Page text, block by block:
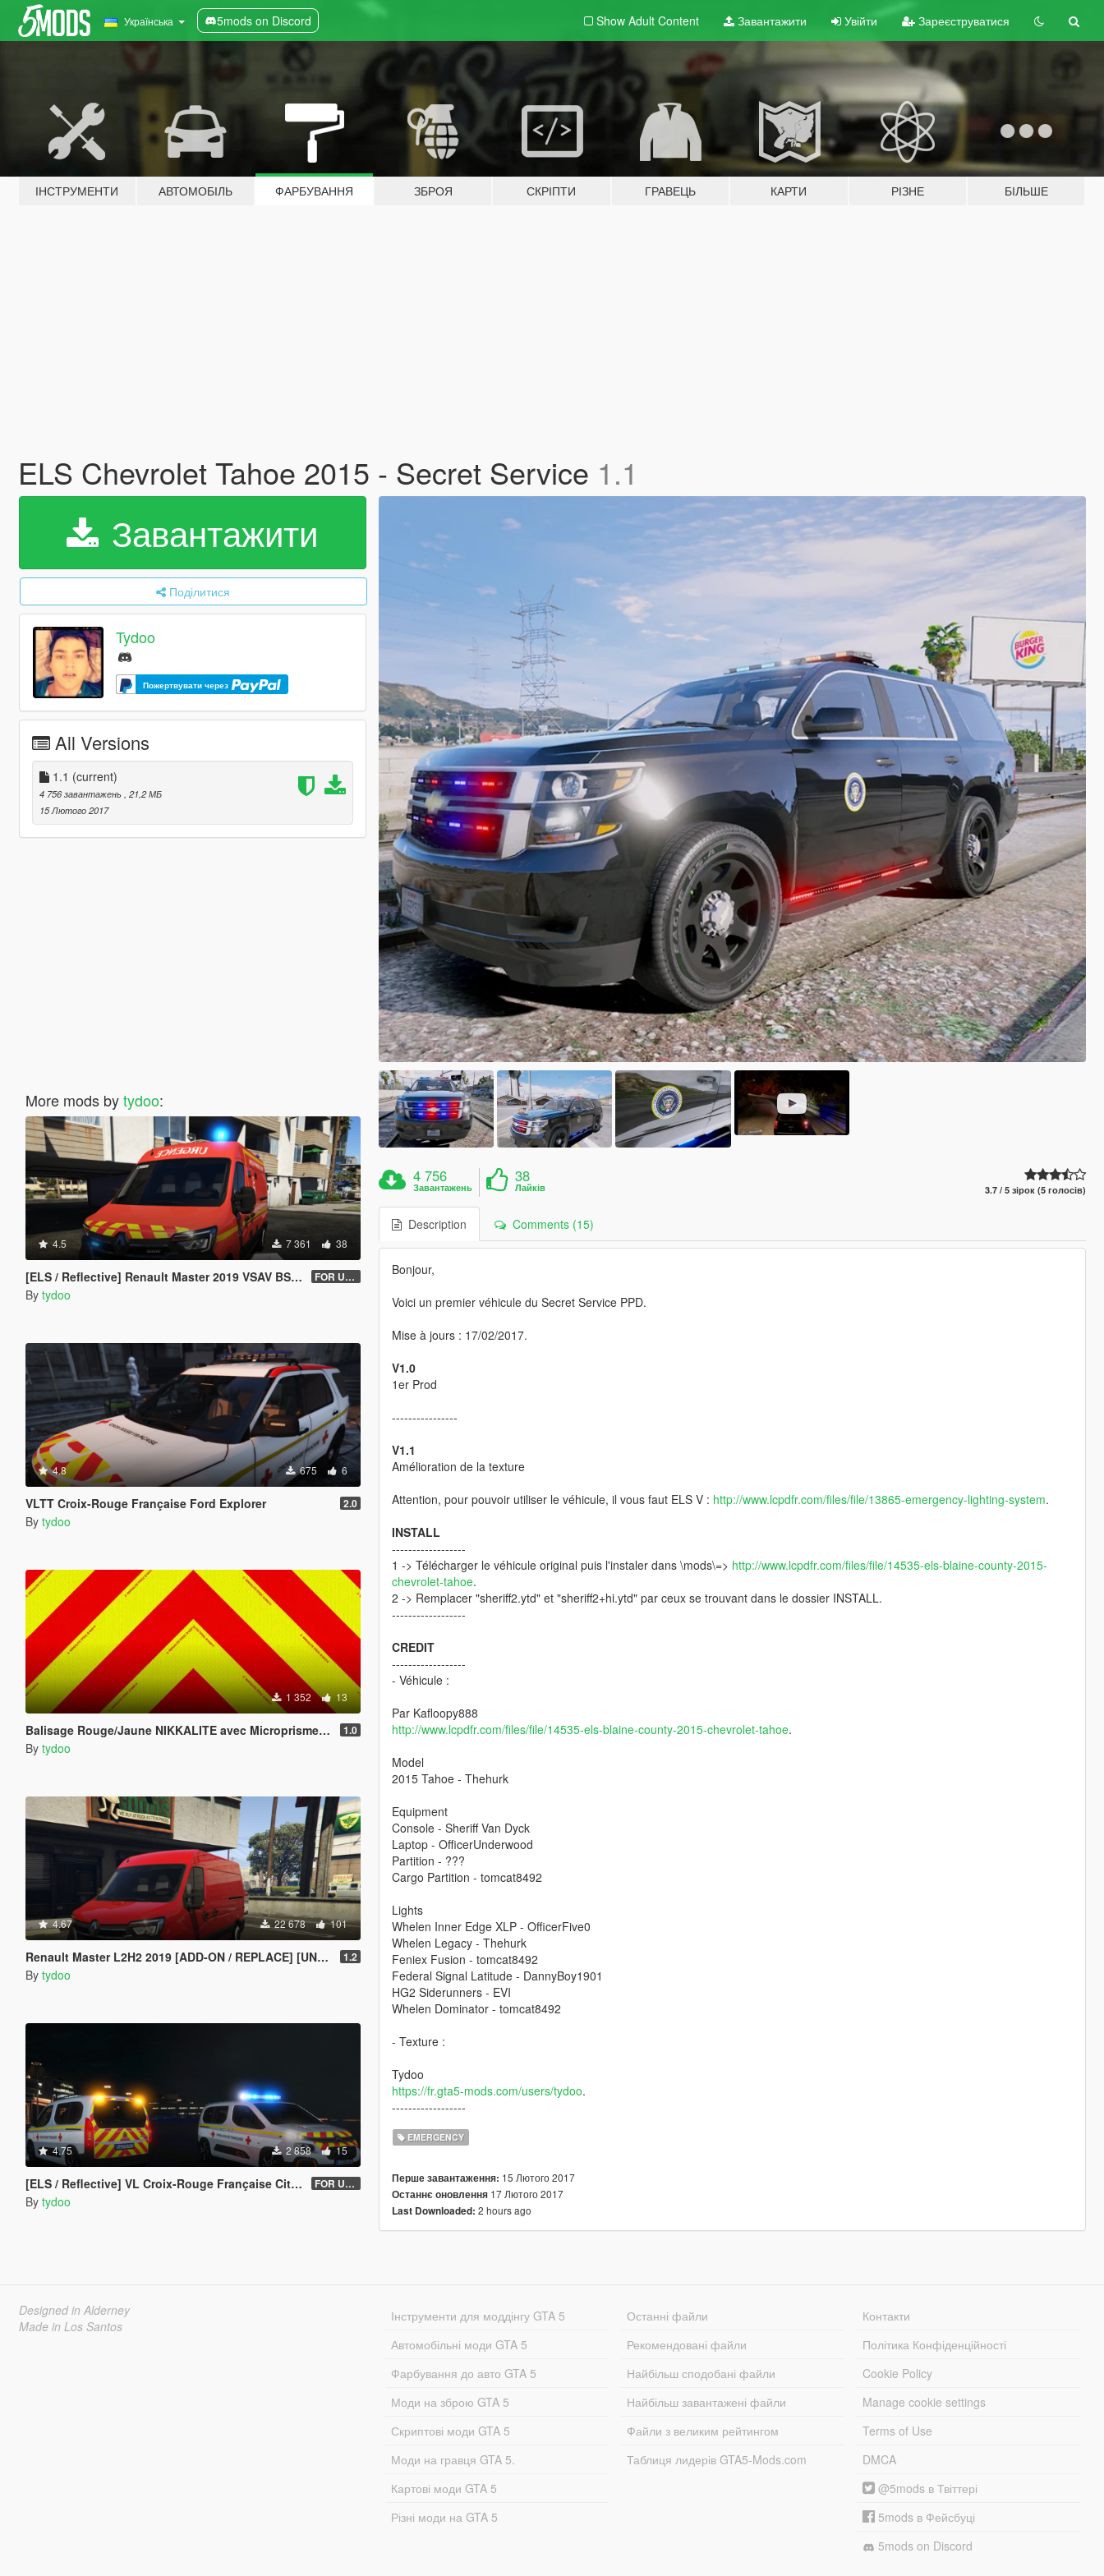
Українська 5mods on Discord Show Adult Content Завантажити Увійти Зареєструватися
ІНСТРУМЕНТИ АВТОМОБІЛЬ ФАРБУВАННЯ ЗБРОЯ СКРІПТИ ГРАВЕЦЬ КАРТИ РІЗНЕ БІЛЬШЕ
ELS Chevrolet Tahoe 2015 - Secret Service 1.1
Завантажити
Поділитися
Tydoo
Пожертвувати через
All Versions
1.1 (current)
4 756 завантажень
, 21,2 МБ
15 Лютого 2017
More mods bytydoo:
4.5 7 361 38
[ELS / Reflective] Renault Master 2019 VSAV BSPP [ADD-ON / REPLACE] [UNLOCKED] FOR USERS 1.1
By tydoo
4.8 675 6
VLTT Croix-Rouge Française Ford Explorer 2.0
By tydoo
1 352 13
Balisage Rouge/Jaune NIKKALITE avec Microprisme intégré 1.0
By tydoo
4.67 22 678 101
Renault Master L2H2 2019 [ADD-ON / REPLACE] [UNLOCKED] 1.2
By tydoo
4.75 2 858 15
[ELS / Reflective] VL Croix-Rouge Française Citroën Berlingo 2018 (UNLOCKED) FOR USERS V2.1
By tydoo
4 756
Завантажень
38
Лайків 3.7 / 5 зірок (5 голосів)
Description Comments (15)
Bonjour,
Voici un premier véhicule du Secret Service PPD.
Mise à jours : 17/02/2017.
V1.0
1er Prod
----------------
V1.1
Amélioration de la texture
Attention, pour pouvoir utiliser le véhicule, il vous faut ELS V : http://www.lcpdfr.com/files/file/13865-emergency-lighting-system.
INSTALL
------------------
1 -> Télécharger le véhicule original puis l'instaler dans \mods\=> http://www.lcpdfr.com/files/file/14535-els-blaine-county-2015-
chevrolet-tahoe.
2 -> Remplacer "sheriff2.ytd" et "sheriff2+hi.ytd" par ceux se trouvant dans le dossier INSTALL.
------------------
CREDIT
------------------
- Véhicule :
Par Kafloopy888
http://www.lcpdfr.com/files/file/14535-els-blaine-county-2015-chevrolet-tahoe.
Model
2015 Tahoe - Thehurk
Equipment
Console - Sheriff Van Dyck
Laptop - OfficerUnderwood
Partition - ???
Cargo Partition - tomcat8492
Lights
Whelen Inner Edge XLP - OfficerFive0
Whelen Legacy - Thehurk
Feniex Fusion - tomcat8492
Federal Signal Latitude - DannyBoy1901
HG2 Siderunners - EVI
Whelen Dominator - tomcat8492
- Texture :
Tydoo
https://fr.gta5-mods.com/users/tydoo.
------------------
EMERGENCY
Перше завантаження: 15 Лютого 2017
Останнє оновлення17 Лютого 2017
Last Downloaded: 2 hours ago
Designed in Alderney
Made in Los Santos
Інструменти для моддінгу GTA 5
Автомобільні моди GTA 5
Фарбування до авто GTA 5
Моди на зброю GTA 5
Скриптові моди GTA 5
Моди на гравця GTA 5.
Картові моди GTA 5
Різні моди на GTA 5
Останні файли
Рекомендовані файли
Найбільш сподобані файли
Найбільш завантажені файли
Файли з великим рейтингом
Таблиця лидерів GTA5-Mods.com
Контакти
Політика Конфіденційності
Cookie Policy
Manage cookie settings
Terms of Use
DMCA
@5mods в Твіттері
5mods в Фейсбуці
5mods on Discord